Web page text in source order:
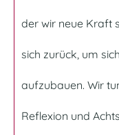
der wir neue Kraft
sich zurück, um
aufzubauen. Wir
Reflexion und